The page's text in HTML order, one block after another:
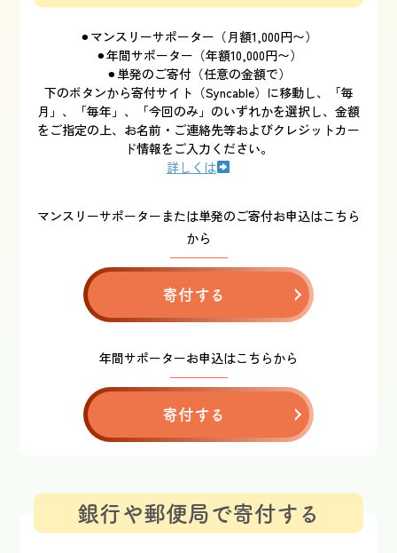
⚫︎マンスリーサポーター（月額1,000円〜）
⚫︎年間サポーター（年額10,000円〜）
⚫︎単発のご寄付（任意の金額で）
下のボタンから寄付サイト（Syncable）に移動し、「毎
月」、「毎年」、「今回のみ」のいずれかを選択し、金額
をご指定の上、お名前・ご連絡先等およびクレジットカー
ド情報をご入力ください。
詳しくは
マンスリーサポーターまたは単発のご寄付お申込はこちら
から
寄付する
年間サポーターお申込はこちらから
寄付する
銀行や郵便局で寄付する